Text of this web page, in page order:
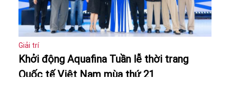
Giải trí
Khởi động Aquafina Tuần lễ thời trang
Quốc tế Việt Nam mùa thứ 21